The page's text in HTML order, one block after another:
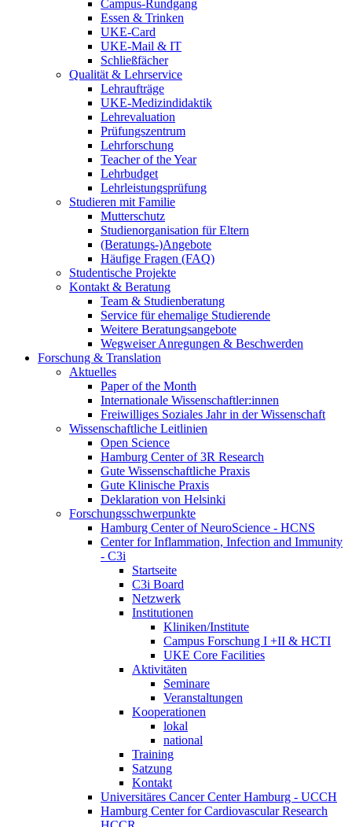
Campus-Rundgang
Essen & Trinken
UKE-Card
UKE-Mail & IT
Schließfächer
Qualität & Lehrservice
Lehraufträge
UKE-Medizindidaktik
Lehrevaluation
Prüfungszentrum
Lehrforschung
Teacher of the Year
Lehrbudget
Lehrleistungsprüfung
Studieren mit Familie
Mutterschutz
Studienorganisation für Eltern
(Beratungs-)Angebote
Häufige Fragen (FAQ)
Studentische Projekte
Kontakt & Beratung
Team & Studienberatung
Service für ehemalige Studierende
Weitere Beratungsangebote
Wegweiser Anregungen & Beschwerden
Forschung & Translation
Aktuelles
Paper of the Month
Internationale Wissenschaftler:innen
Freiwilliges Soziales Jahr in der Wissenschaft
Wissenschaftliche Leitlinien
Open Science
Hamburg Center of 3R Research
Gute Wissenschaftliche Praxis
Gute Klinische Praxis
Deklaration von Helsinki
Forschungsschwerpunkte
Hamburg Center of NeuroScience - HCNS
Center for Inflammation, Infection and Immunity
- C3i
Startseite
C3i Board
Netzwerk
Institutionen
Kliniken/Institute
Campus Forschung I +II & HCTI
UKE Core Facilities
Aktivitäten
Seminare
Veranstaltungen
Kooperationen
lokal
national
Training
Satzung
Kontakt
Universitäres Cancer Center Hamburg - UCCH
Hamburg Center for Cardiovascular Research